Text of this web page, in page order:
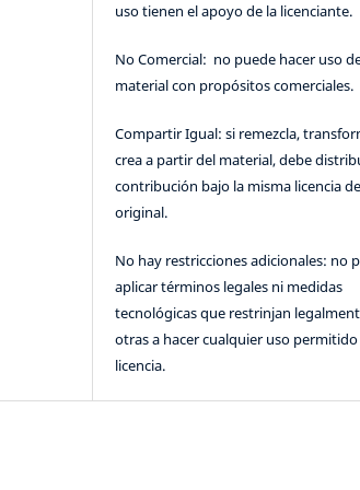
uso tienen el apoyo de la licenciante.
No Comercial: no puede hacer uso
material con propósitos comerciales.
Compartir Igual: si remezcla,
crea a partir del material, debe
contribución bajo la misma licencia
original.
No hay restricciones adicionales: no
aplicar términos legales ni medidas
tecnológicas que restrinjan
otras a hacer cualquier uso
licencia.